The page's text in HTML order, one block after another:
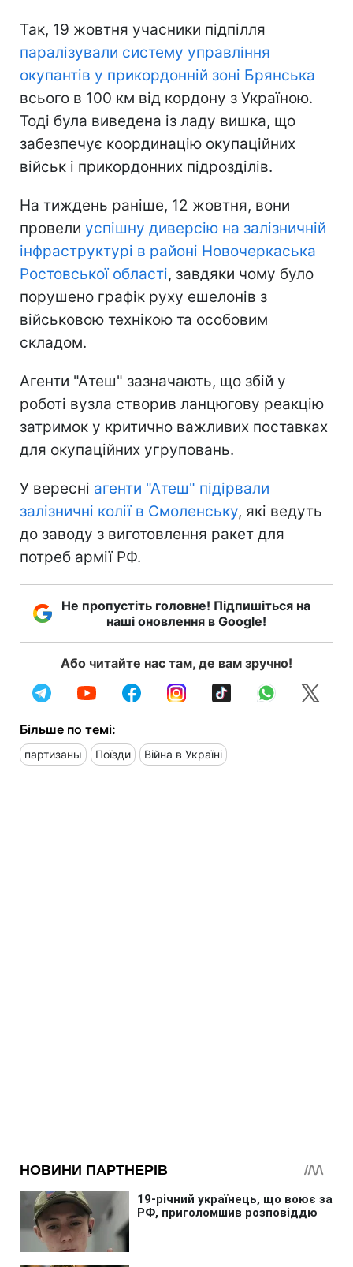
Так, 19 жовтня учасники підпілля
паралізували систему управління
окупантів у прикордонній зоні Брянська
всього в 100 км від кордону з Україною.
Тоді була виведена із ладу вишка, що
забезпечує координацію окупаційних
військ і прикордонних підрозділів.
На тиждень раніше, 12 жовтня, вони
провели успішну диверсію на залізничній
інфраструктурі в районі Новочеркаська
Ростовської області, завдяки чому було
порушено графік руху ешелонів з
військовою технікою та особовим
складом.
Агенти "Атеш" зазначають, що збій у
роботі вузла створив ланцюгову реакцію
затримок у критично важливих поставках
для окупаційних угруповань.
У вересні агенти "Атеш" підірвали
залізничні колії в Смоленську, які ведуть
до заводу з виготовлення ракет для
потреб армії РФ.
Не пропустіть головне! Підпишіться на
наші оновлення в Google!
Або читайте нас там, де вам зручно!
Більше по темі:
партизаны Поїзди Війна в Україні